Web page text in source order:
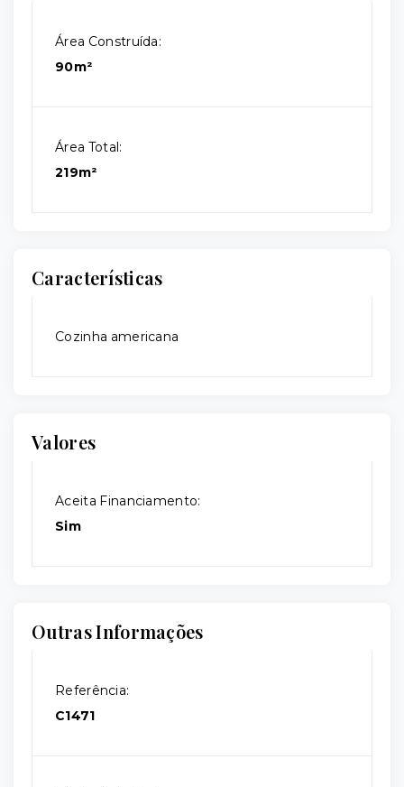
Área Construída:
90m²
Área Total:
219m²
Características
Cozinha americana
Valores
Aceita Financiamento:
Sim
Outras Informações
Referência:
C1471